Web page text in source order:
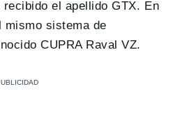
el apellido GTX. En
sistema de
CUPRA Raval VZ.